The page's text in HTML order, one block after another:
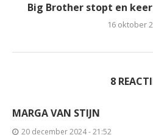
Big Brother stopt en
16 oktober
8
MARGA VAN STIJN
20 december 2024 - 21:52